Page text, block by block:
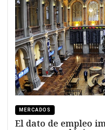
MERCADOS
El dato de empleo